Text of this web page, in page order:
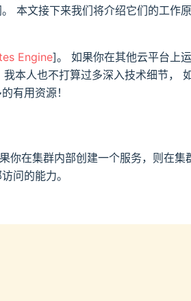
本文接下来我们将介绍它们的工作
Engine]。 如果你在其他云平台上
本人也不打算过多深入技术细节，
有用资源！
你在集群内部创建一个服务，则在集
问的能力。